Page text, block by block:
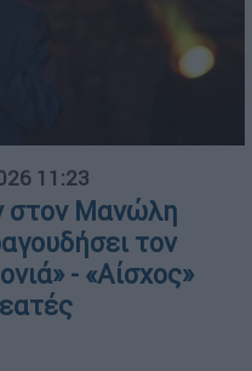
11:23
στον Μανώλη
τον
- «Αίσχος»